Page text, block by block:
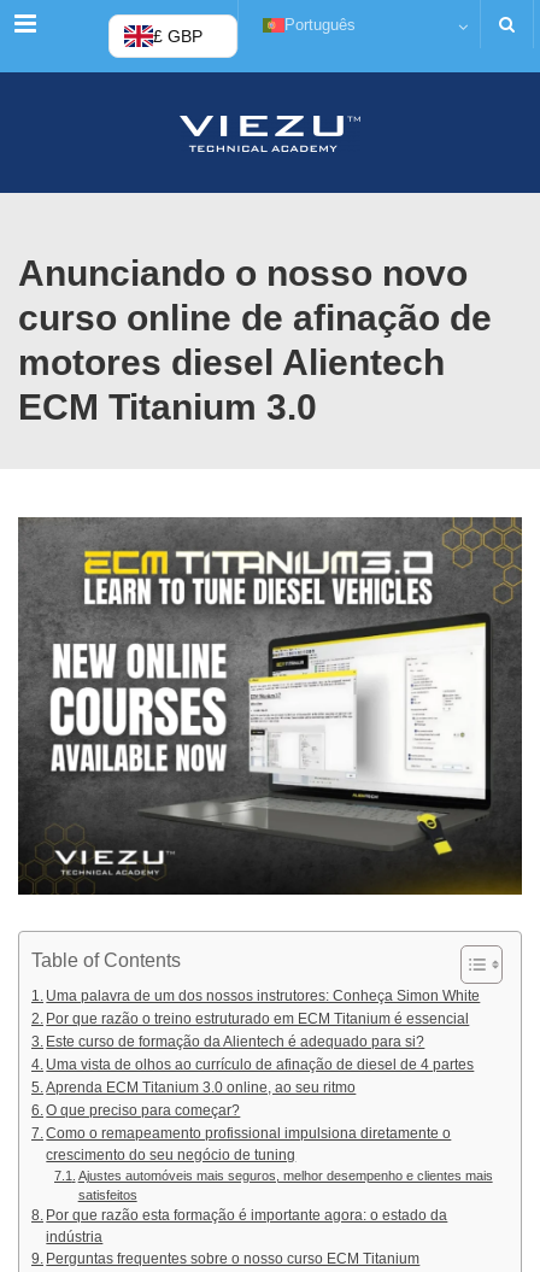
Cardápio £ GBP
Português
Anunciando o nosso novo
curso online de afinação de
motores diesel Alientech
ECM Titanium 3.0
Table of Contents
Uma palavra de um dos nossos instrutores: Conheça Simon White
Por que razão o treino estruturado em ECM Titanium é essencial
Este curso de formação da Alientech é adequado para si?
Uma vista de olhos ao currículo de afinação de diesel de 4 partes
Aprenda ECM Titanium 3.0 online, ao seu ritmo
O que preciso para começar?
Como o remapeamento profissional impulsiona diretamente o
crescimento do seu negócio de tuning
Ajustes automóveis mais seguros, melhor desempenho e clientes mais
satisfeitos
Por que razão esta formação é importante agora: o estado da
indústria
Perguntas frequentes sobre o nosso curso ECM Titanium